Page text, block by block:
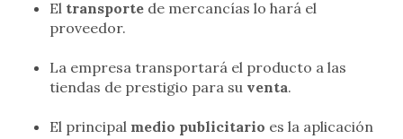
El transporte de mercancías lo hará el
proveedor.
La empresa transportará el producto a las
tiendas de prestigio para su venta.
El principal medio publicitario es la aplicación